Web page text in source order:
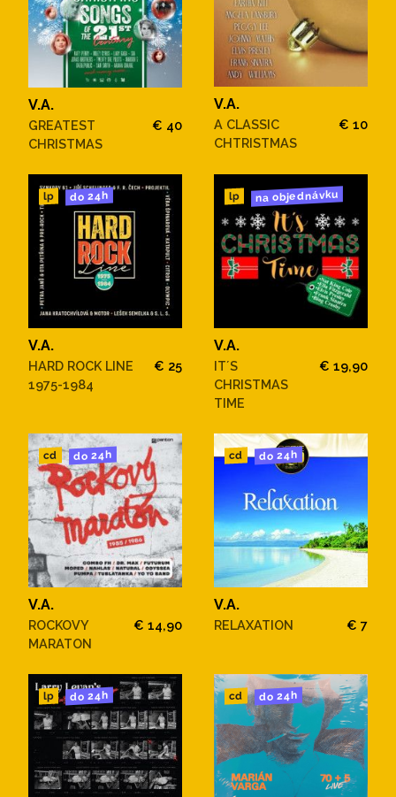
V.A.
GREATEST
CHRISTMAS
€ 40
V.A.
A CLASSIC
CHTRISTMAS
€ 10
lp do 24h
V.A.
HARD ROCK LINE
1975-1984
€ 25
lp na objednávku
V.A.
IT´S
CHRISTMAS
TIME
€ 19,90
cd do 24h
V.A.
ROCKOVY
MARATON
€ 14,90
cd do 24h
V.A.
RELAXATION € 7
lp do 24h cd do 24h